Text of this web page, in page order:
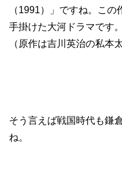
（1991）」ですね。こ
手掛けた大河ドラマです。
（原作は吉川英治の私本
そう言えば戦国時代も鎌
ね。